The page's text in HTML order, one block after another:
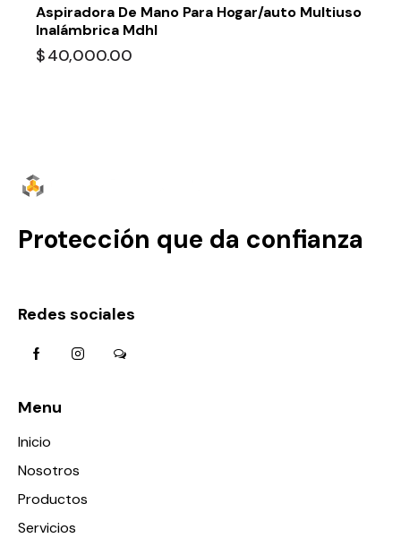
Aspiradora De Mano Para Hogar/auto Multiuso
Inalámbrica Mdhl
$40,000.00
Protección que da confianza
Redes sociales
Menu
Inicio
Nosotros
Productos
Servicios